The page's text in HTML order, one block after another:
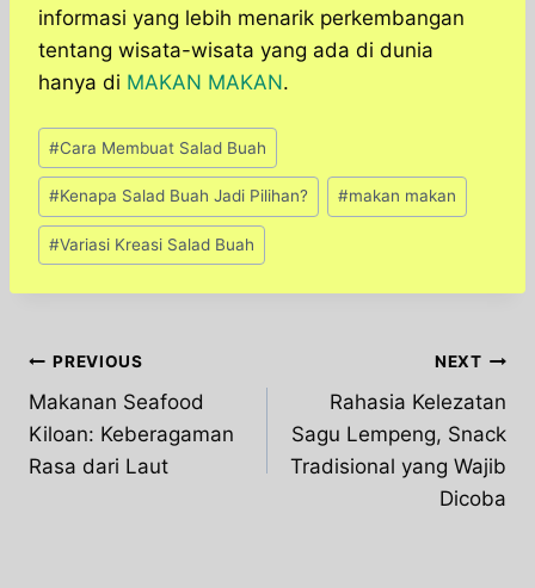
informasi yang lebih menarik perkembangan
tentang wisata-wisata yang ada di dunia
hanya di MAKAN MAKAN.
Post
Tags:
#Cara Membuat Salad Buah
#Kenapa Salad Buah Jadi Pilihan? #makan makan
#Variasi Kreasi Salad Buah
Post
navigation
PREVIOUS
Makanan Seafood
Kiloan: Keberagaman
Rasa dari Laut
NEXT
Rahasia Kelezatan
Sagu Lempeng, Snack
Tradisional yang Wajib
Dicoba